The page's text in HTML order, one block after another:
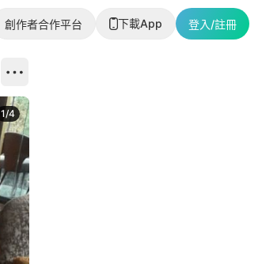
創作者合作平台 下載App 登入/註冊
1/4